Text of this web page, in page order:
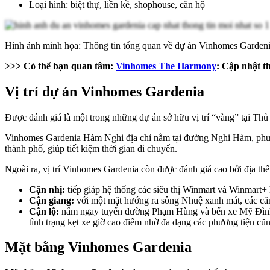
Loại hình: biệt thự, liền kề, shophouse, căn hộ
Hình ảnh minh họa: Thông tin tổng quan về dự án Vinhomes
>>> Có thể bạn quan tâm: Vinhomes The Harmony: Cập nhật
Vị trí dự án Vinhomes Gardenia
Được đánh giá là một trong những dự án sở hữu vị trí “vàng” tại
Vinhomes Gardenia Hàm Nghi địa chỉ nằm tại đường Nghi Hàm,
thành phố, giúp tiết kiệm thời gian di chuyển.
Ngoài ra, vị trí Vinhomes Gardenia còn được đánh giá cao bởi địa
Cận nhị: tiếp giáp hệ thống các siêu thị Winmart và
Cận giang: với một mặt hướng ra sông Nhuệ xanh mát, các
Cận lộ: nằm ngay tuyến đường Phạm Hùng và bến xe Mỹ
tình trạng kẹt xe giờ cao điểm nhờ đa dạng các phương tiện
Mặt bằng Vinhomes Gardenia